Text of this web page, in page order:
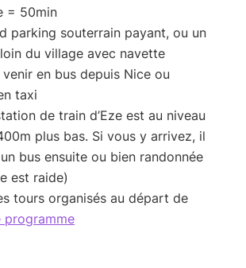
= 50min
parking souterrain payant, ou un
du village avec navette
en bus depuis Nice ou
taxi
de train d’Eze est au niveau
plus bas. Si vous y arrivez, il
bus ensuite ou bien randonnée
est raide)
tours organisés au départ de
programme